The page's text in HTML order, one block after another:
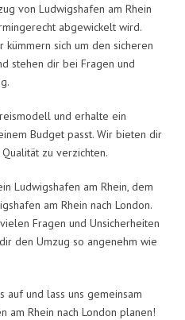
von Ludwigshafen am Rhein
abgewickelt wird.
sich um den sicheren
stehen dir bei Fragen und
und erhalte ein
Budget passt. Wir bieten dir
zu verzichten.
Ludwigshafen am Rhein, dem
am Rhein nach London.
Fragen und Unsicherheiten
den Umzug so angenehm wie
auf und lass uns gemeinsam
am Rhein nach London planen!